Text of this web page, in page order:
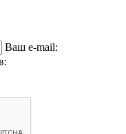
Ваш e-mail: